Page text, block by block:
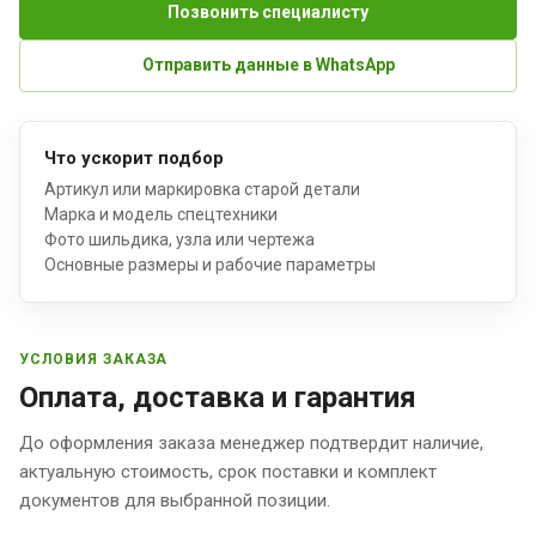
Позвонить специалисту
Отправить данные в WhatsApp
Что ускорит подбор
Артикул или маркировка старой детали
Марка и модель спецтехники
Фото шильдика, узла или чертежа
Основные размеры и рабочие параметры
УСЛОВИЯ ЗАКАЗА
Оплата, доставка и гарантия
До оформления заказа менеджер подтвердит наличие,
актуальную стоимость, срок поставки и комплект
документов для выбранной позиции.